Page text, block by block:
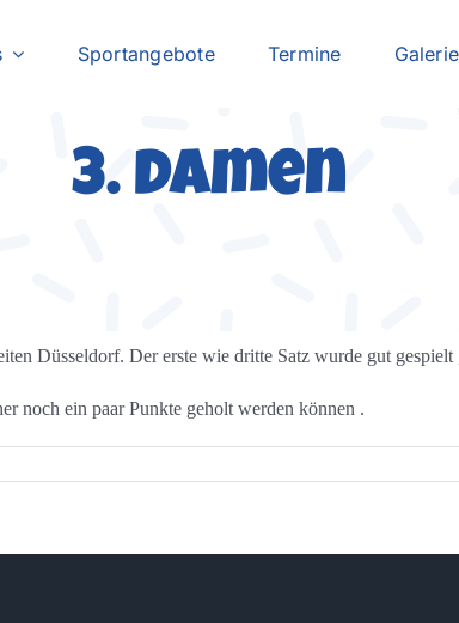
Sportangebote Termine Galerie
3. Damen
Düsseldorf. Der erste wie dritte Satz wurde gut
noch ein paar Punkte geholt werden können .